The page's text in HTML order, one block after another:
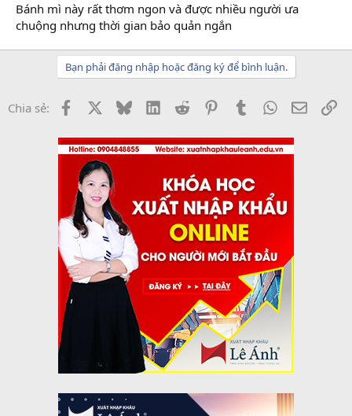
Bánh mì này rất thơm ngon và được nhiều người ưa
chuộng nhưng thời gian bảo quản ngắn
Bạn phải đăng nhập hoặc đăng ký để bình luận.
Chia sẻ: Facebook BlueskyLinkedInReddit PinterestTumblrWhatsApp
Email